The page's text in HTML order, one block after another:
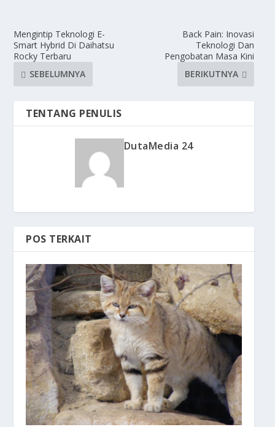
Mengintip Teknologi E-
Smart Hybrid Di Daihatsu
Rocky Terbaru
SEBELUMNYA
Back Pain: Inovasi
Teknologi Dan
Pengobatan Masa Kini
BERIKUTNYA
TENTANG PENULIS
DutaMedia 24
POS TERKAIT